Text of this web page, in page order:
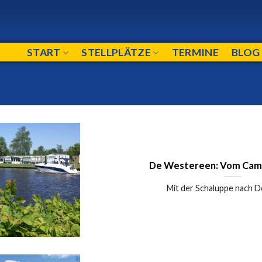
START STELLPLÄTZE TERMINE BLOG
De Westereen: Vom
Mit der Schaluppe nach